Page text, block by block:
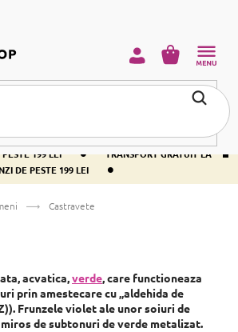
DE PESTE 199 LEI •
TRANSPORT
199 LEI
•
TRANSPORT GRATUIT LA
DE PESTE 199 LEI
•
COŞ
Castravete
acvatica,verde, care functioneaza
prin amestecare cu „aldehida de
Frunzele violet ale unor soiuri de
de subtonuri de verde metalizat.